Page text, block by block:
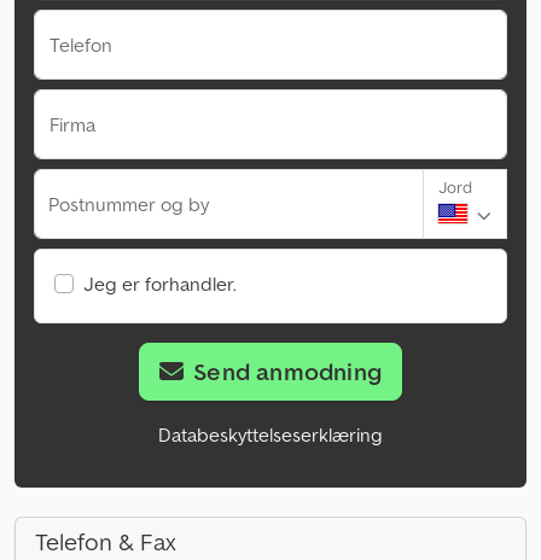
Telefon
Firma
Postnummer og by
Jord
Jeg er forhandler.
Send anmodning
Databeskyttelseserklæring
Telefon & Fax